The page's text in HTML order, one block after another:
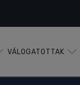
VÁLOGATOTTAK